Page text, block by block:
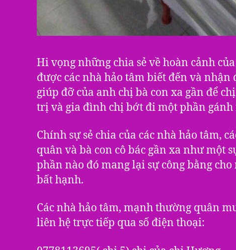
Hi vọng những chia sẻ về hoàn cảnh
được các nhà hảo tâm biết đến và nhận
giúp đỡ của anh chị bà con xa gần để
trị và gia đình chị bớt đi một phần gánh
Chính sự sẻ chia của các nhà hảo tâm,
quân và bà con cô bác gần xa như một
phần nào đó mang lại sự công bằng
bất hạnh.
Các nhà hảo tâm, mạnh thường quân
liên hệ trực tiếp qua số điện thoại: